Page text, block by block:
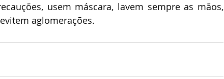
usem máscara, lavem sempre as mãos,
aglomerações.